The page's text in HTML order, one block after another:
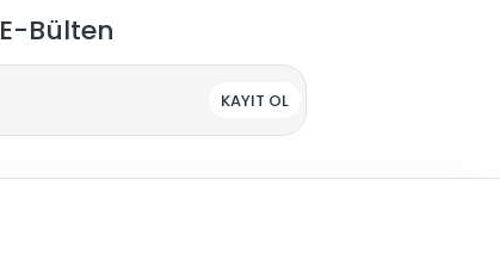
E-Bülten
KAYIT OL